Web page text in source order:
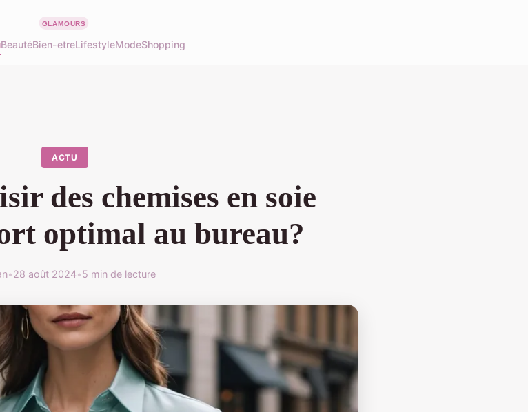
BeautéBien-etreLifestyleModeShopping
ACTU
des chemises en soie
optimal au bureau?
•28 août 2024•5 min de lecture